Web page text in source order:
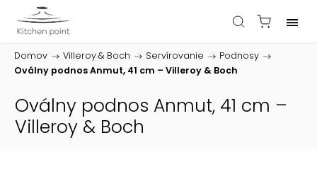
Domov / Villeroy & Boch / Servírovanie / Podnosy /
Oválny podnos Anmut, 41 cm – Villeroy & Boch
Oválny podnos Anmut, 41 cm –
Villeroy & Boch